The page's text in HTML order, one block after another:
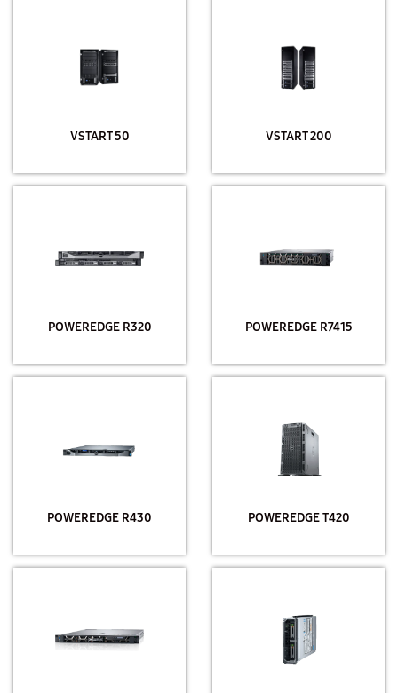
VSTART 50 VSTART 200
POWEREDGE R320 POWEREDGE R7415
POWEREDGE R430 POWEREDGE T420